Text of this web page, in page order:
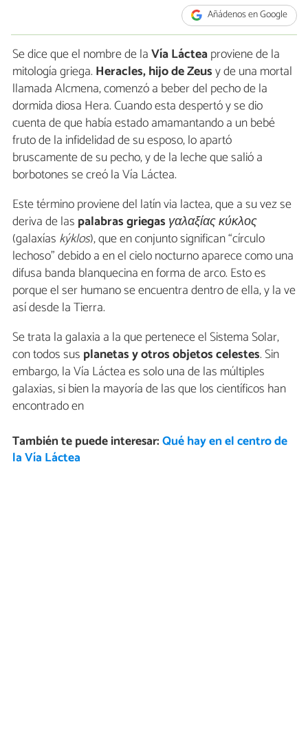
Añádenos en Google
Se dice que el nombre de laVía Lácteaproviene de la
mitología griega. Heracles, hijo de Zeusy de una mortal
llamada Alcmena, comenzó a beber del pecho de la
dormida diosa Hera. Cuando esta despertó y se dio
cuenta de que había estado amamantando a un bebé
fruto de la infidelidad de su esposo, lo apartó
bruscamente de su pecho, y de la leche que salió a
borbotones se creó la Vía Láctea.
Este término proviene del latín via lactea, que a su vez se
deriva de las palabras griegas γαλαξίας κύκλος
(galaxías kýklos), que en conjunto significan “círculo
lechoso” debido a en el cielo nocturno aparece como una
difusa banda blanquecina en forma de arco. Esto es
porque el ser humano se encuentra dentro de ella, y la ve
así desde la Tierra.
Se trata la galaxia a la que pertenece el Sistema Solar,
con todos sus planetas y otros objetos celestes. Sin
embargo, la Vía Láctea es solo una de las múltiples
galaxias, si bien la mayoría de las que los científicos han
encontrado en
También te puede interesar:Qué hay en el centro de
la Vía Láctea